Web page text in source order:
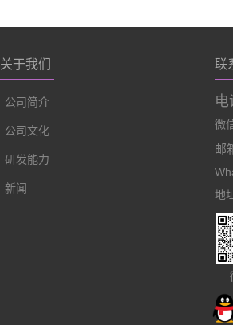
关于我们
公司简介
公司文化
研发能力
新闻
联
微
邮
地